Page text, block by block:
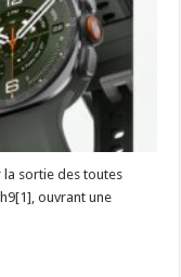
la sortie des toutes
ouvrant une